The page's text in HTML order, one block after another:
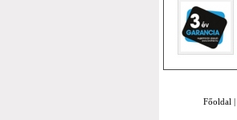
Főoldal |